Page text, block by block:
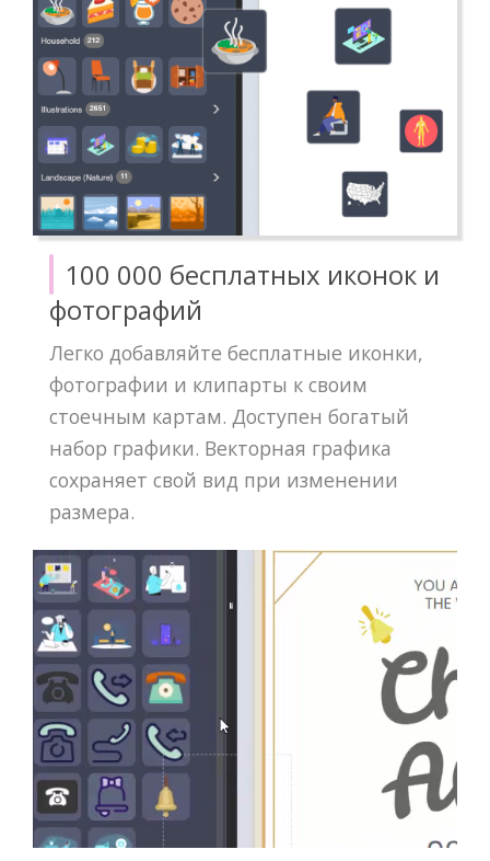
100 000 бесплатных иконок и
фотографий
Легко добавляйте бесплатные иконки,
фотографии и клипарты к своим
стоечным картам. Доступен богатый
набор графики. Векторная графика
сохраняет свой вид при изменении
размера.